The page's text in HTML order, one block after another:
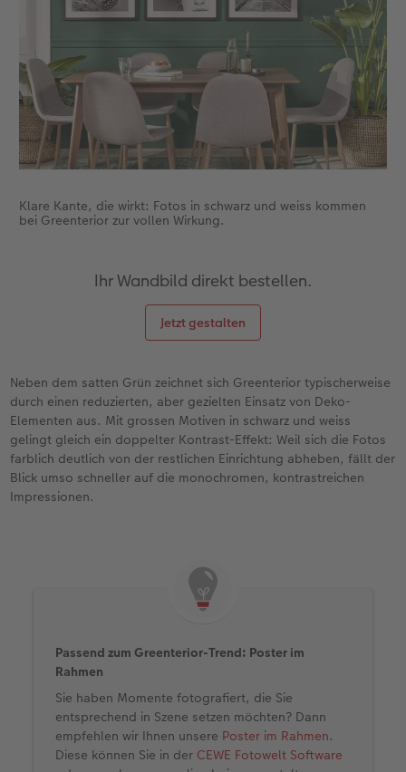
Klare Kante, die wirkt: Fotos in schwarz und weiss kommen
bei Greenterior zur vollen Wirkung.
Ihr Wandbild direkt bestellen.
Jetzt gestalten
Neben dem satten Grün zeichnet sich Greenterior typischerweise
durch einen reduzierten, aber gezielten Einsatz von Deko-
Elementen aus. Mit grossen Motiven in schwarz und weiss
gelingt gleich ein doppelter Kontrast-Effekt: Weil sich die Fotos
farblich deutlich von der restlichen Einrichtung abheben, fällt der
Blick umso schneller auf die monochromen, kontrastreichen
Impressionen.
Passend zum Greenterior-Trend: Poster im
Rahmen
Sie haben Momente fotografiert, die Sie
entsprechend in Szene setzen möchten? Dann
empfehlen wir Ihnen unsere Poster im Rahmen.
Diese können Sie in der CEWE Fotowelt Software